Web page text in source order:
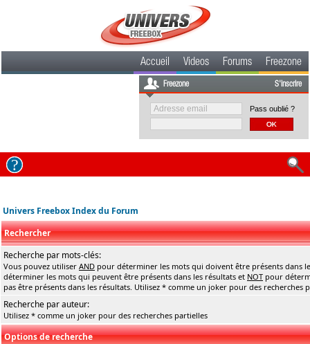
Accueil Videos Forums Freezone
Freezone S'inscrire
Pass oublié ?
Univers Freebox Index du Forum
Rechercher
Recherche par mots-clés:
Vous pouvez utiliser AND pour déterminer les mots qui doivent être présents dans
déterminer les mots qui peuvent être présents dans les résultats et NOT pour
pas être présents dans les résultats. Utilisez * comme un joker pour des recherches
Recherche par auteur:
Utilisez * comme un joker pour des recherches partielles
Options de recherche